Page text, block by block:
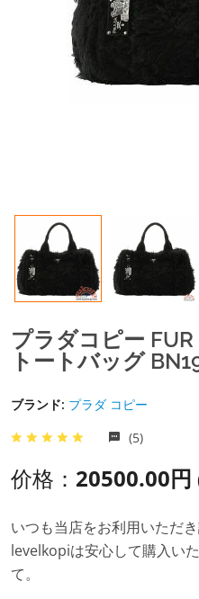
プラダコピー
トートバッグ
ブランド: プラダ コピー
(5)
价格： 20500.00円
いつも当店をお利用いただ
levelkopiは安心して購入い
て。